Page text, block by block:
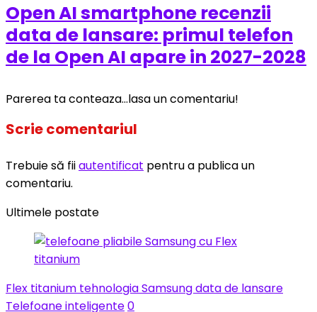
Open AI smartphone recenzii
data de lansare: primul telefon
de la Open AI apare in 2027-2028
Parerea ta conteaza...lasa un comentariu!
Scrie comentariul
Trebuie să fiiautentificat pentru a publica un
comentariu.
Ultimele postate
Flex titanium tehnologia Samsung data de lansare
Telefoane inteligente0